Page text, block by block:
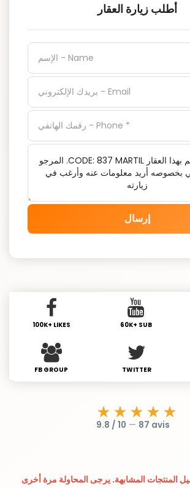
أطلب زيارة العقار
إرسال
100K+ LIKES 60K+ SUB
FB GROUP TWITTER
★★★★★
9.8 / 10 — 87 avis